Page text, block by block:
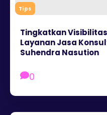
Tips
Tingkatkan
Layanan Jasa
Suhendra Nasution
0